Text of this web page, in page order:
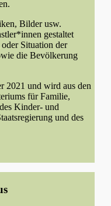
Bilder usw.
gestaltet
Situation der
die Bevölkerung
2021 und wird aus den
für Familie,
Kinder- und
und des